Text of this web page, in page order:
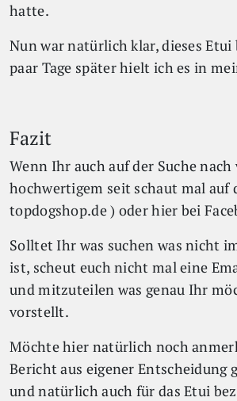
hatte.
Nun war natürlich klar, dieses Etui
paar Tage später hielt ich es in
Fazit
Wenn Ihr auch auf der Suche
hochwertigem seit schaut mal auf
topdogshop.de) oder hier bei
Solltet Ihr was suchen was nicht
ist, scheut euch nicht mal eine
und mitzuteilen was genau Ihr
vorstellt.
Möchte hier natürlich noch
Bericht aus eigener Entscheidung
und natürlich auch für das Etui